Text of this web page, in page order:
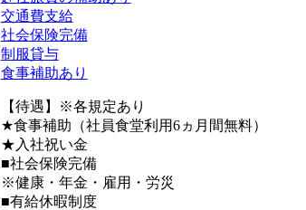
交通費支給
社会保険完備
制服貸与
食事補助あり
【待遇】※各規定あり
★食事補助（社員食堂利用6ヵ月間無料）
★入社祝い金
■社会保険完備
※健康・年金・雇用・労災
■有給休暇制度